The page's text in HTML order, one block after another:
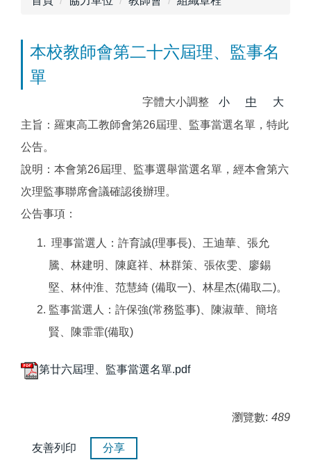
本校教師會第二十六屆理、監事名
單
字體大小調整 小 中
大
主旨：羅東高工教師會第26屆理、監事當選名單，特此
公告。
說明：本會第26屆理、監事選舉當選名單，經本會第六
次理監事聯席會議確認後辦理。
公告事項：
理事當選人：許育誠(理事長)、王迪華、張允
騰、林建明、陳庭祥、林群策、張依雯、廖錫
堅、林仲淮、范慧綺 (備取一)、林星杰(備取二)。
監事當選人：許保強(常務監事)、陳淑華、簡培
賢、陳霏霏(備取)
第廿六屆理、監事當選名單.pdf
瀏覽數: 489
友善列印 分享